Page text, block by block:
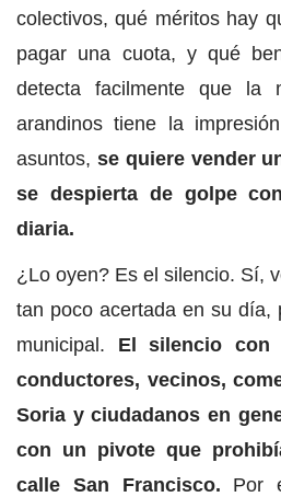
colectivos, qué méritos hay
pagar una cuota, y qué
detecta facilmente que la
arandinos tiene la
asuntos, se quiere vender
se despierta de golpe
diaria.
¿Lo oyen? Es el silencio. Sí,
tan poco acertada en su día,
municipal. El silencio
conductores, vecinos,
Soria y ciudadanos en
con un pivote que
calle San Francisco. Por